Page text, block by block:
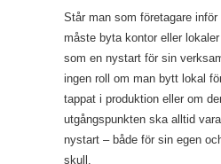
Står man som företagare
måste byta kontor eller
som en nystart för sin
ingen roll om man bytt lokal
tappat i produktion eller om
utgångspunkten ska alltid
nystart – både för sin egen
skull.